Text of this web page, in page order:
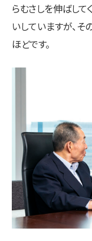
らむさしを伸ばして
いしていますが、
ほどです。